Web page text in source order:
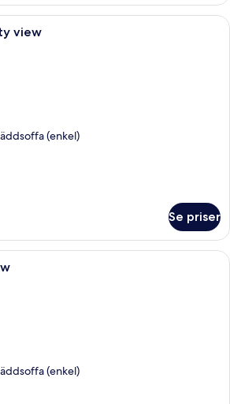
Ett modernt hotellrum med en stor
view
(enkel)
Se priser
Ett modernt hotellrum med en stor
(enkel)